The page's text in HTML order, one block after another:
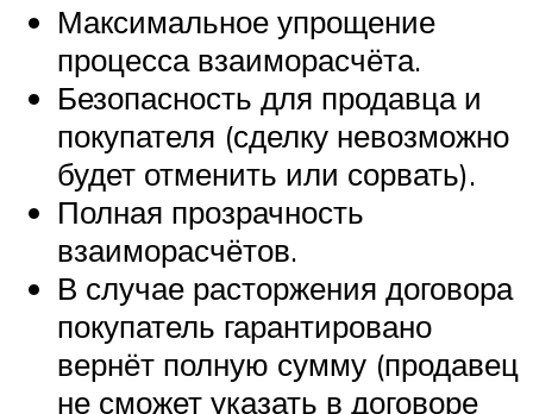
Максимальное упрощение
процесса взаиморасчёта.
Безопасность для продавца и
покупателя (сделку невозможно
будет отменить или сорвать).
Полная прозрачность
взаиморасчётов.
В случае расторжения договора
покупатель гарантировано
вернёт полную сумму (продавец
не сможет указать в договоре